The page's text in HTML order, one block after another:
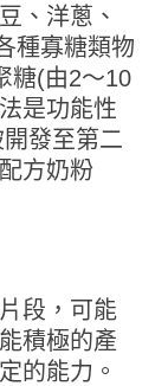
、洋蔥、
種寡糖類物
糖(由2～10
是功能性
發至第二
方奶粉
段，可能
積極的產
的能力。